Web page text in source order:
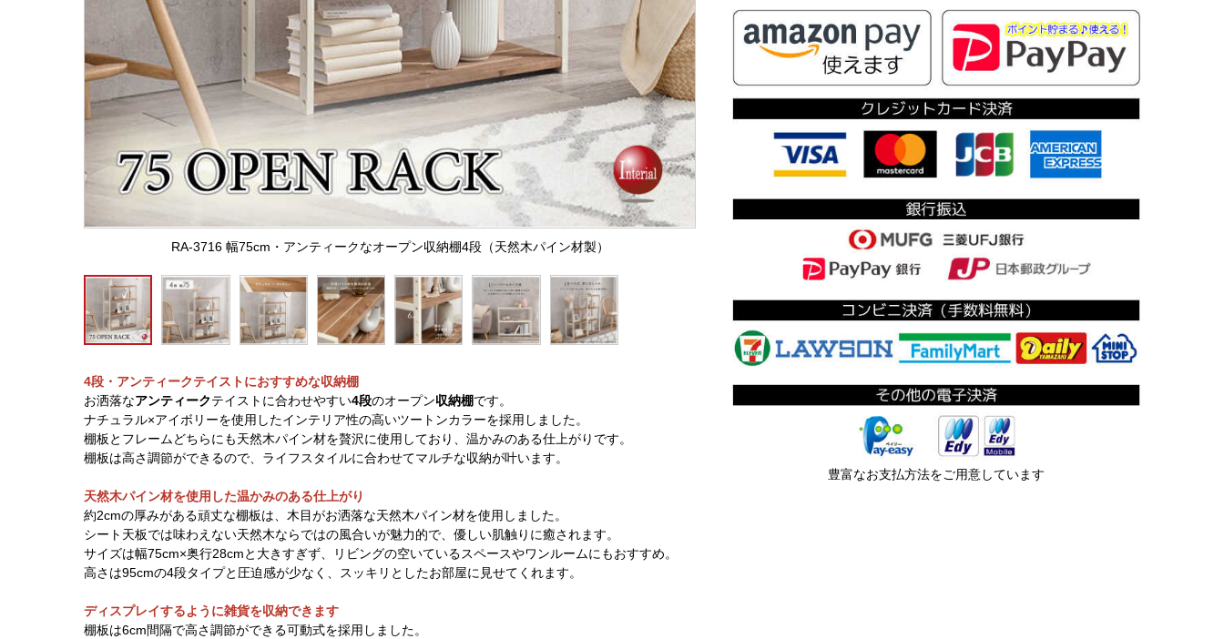
RA-3716 幅75cm・アンティークなオープン収納棚4段（天然木パイン材製）
4段・アンティークテイストにおすすめな収納棚
お洒落なアンティークテイストに合わせやすい4段のオープン収納棚です。
ナチュラル×アイボリーを使用したインテリア性の高いツートンカラーを採用しました。
棚板とフレームどちらにも天然木パイン材を贅沢に使用しており、温かみのある仕上がりです。
棚板は高さ調節ができるので、ライフスタイルに合わせてマルチな収納が叶います。
天然木パイン材を使用した温かみのある仕上がり
約2cmの厚みがある頑丈な棚板は、木目がお洒落な天然木パイン材を使用しました。
シート天板では味わえない天然木ならではの風合いが魅力的で、優しい肌触りに癒されます。
サイズは幅75cm×奥行28cmと大きすぎず、リビングの空いているスペースやワンルームにもおすすめ。
高さは95cmの4段タイプと圧迫感が少なく、スッキリとしたお部屋に見せてくれます。
ディスプレイするように雑貨を収納できます
棚板は6cm間隔で高さ調節ができる可動式を採用しました。
豊富なお支払方法をご用意しています